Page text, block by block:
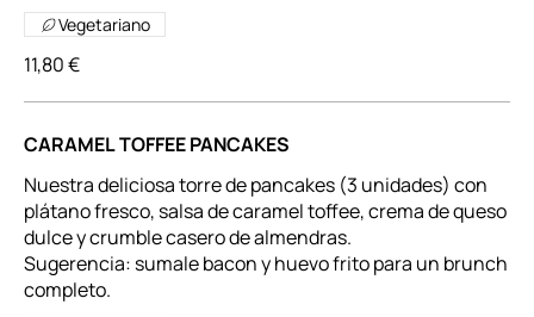
11,80 €
Vegetariano
CARAMEL TOFFEE PANCAKES
Nuestra deliciosa torre de pancakes (3 unidades) con
plátano fresco, salsa de caramel toffee, crema de queso
dulce y crumble casero de almendras.
Sugerencia: sumale bacon y huevo frito para un brunch
completo.